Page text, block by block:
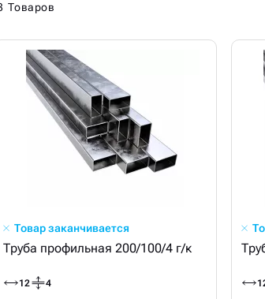
Товаров
Товар заканчивается
Труба профильная 200/100/4 г/к
12 4